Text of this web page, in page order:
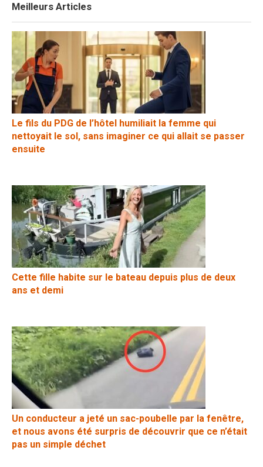
Meilleurs Articles
Le fils du PDG de l’hôtel humiliait la femme qui
nettoyait le sol, sans imaginer ce qui allait se passer
ensuite
Cette fille habite sur le bateau depuis plus de deux
ans et demi
Un conducteur a jeté un sac-poubelle par la fenêtre,
et nous avons été surpris de découvrir que ce n’était
pas un simple déchet